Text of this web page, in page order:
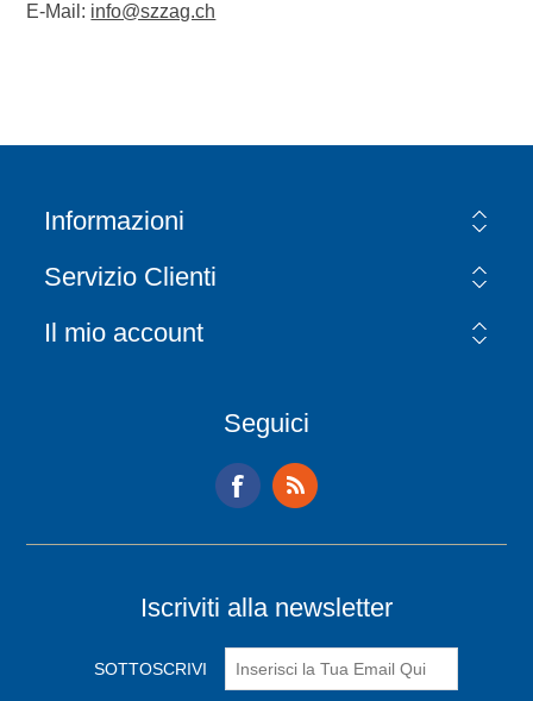
E-Mail: info@szzag.ch
Informazioni
Servizio Clienti
Il mio account
Seguici
Iscriviti alla newsletter